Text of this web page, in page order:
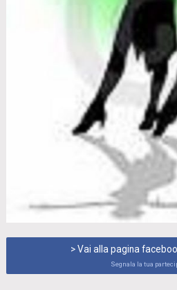
> Vai alla pagina
Segnala la tua